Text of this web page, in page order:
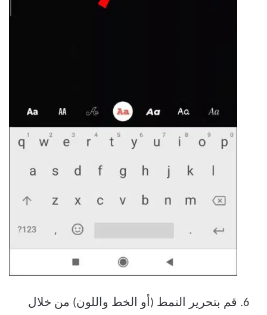
قم بتحرير النمط (أو الخط واللون) من خلال